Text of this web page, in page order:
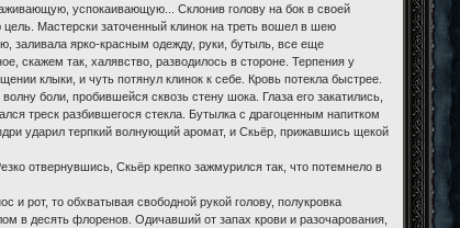
успокаивающую... Склонив голову на бок в своей
Мастерски заточенный клинок на треть вошел в шею
заливала ярко-красным одежду, руки, бутыль, все еще
скажем так, халявство, разводилось в стороне. Терпения у
клыки, и чуть потянул клинок к себе. Кровь потекла быстрее.
боли, пробившейся сквозь стену шока. Глаза его закатились,
треск разбившегося стекла. Бутылка с драгоценным напитком
ударил терпкий волнующий аромат, и Скьёр, прижавшись щекой
отвернувшись, Скьёр крепко зажмурился так, что потемнело в
рот, то обхватывая свободной рукой голову, полукровка
в десять флоренов. Одичавший от запах крови и разочарования,